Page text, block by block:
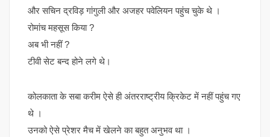
और सचिन द्रविड़ गांगुली और अजहर पवेलियन पहुंच चुके थे ।
रोमांच महसूस किया ?
अब भी नहीं ?
टीवी सेट बन्द होने लगे थे।
कोलकाता के सबा करीम ऐसे ही अंतरराष्ट्रीय क्रिकेट में नहीं पहुंच गए
थे ।
उनको ऐसे प्रेशर मैच में खेलने का बहुत अनुभव था ।